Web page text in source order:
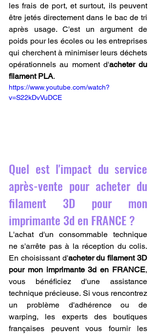
les frais de port, et surtout, ils peuvent
être jetés directement dans le bac de tri
après usage. C'est un argument de
poids pour les écoles ou les entreprises
qui cherchent à minimiser leurs déchets
opérationnels au moment d'acheter du
filament PLA.
https://www.youtube.com/watch?
v=S22kDvVuDCE
Quel est l'impact du service
après-vente pour acheter du
filament 3D pour mon
imprimante 3d en FRANCE ?
L'achat d'un consommable technique
ne s'arrête pas à la réception du colis.
En choisissant d'acheter du filament 3D
pour mon imprimante 3d en FRANCE,
vous bénéficiez d'une assistance
technique précieuse. Si vous rencontrez
un problème d'adhérence ou de
warping, les experts des boutiques
françaises peuvent vous fournir les